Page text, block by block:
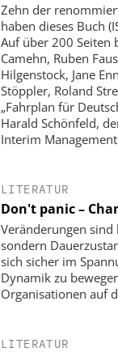
Zehn der
haben dieses Buch
Auf über 200 Seiten
Camehn, Ruben
Hilgenstock, Jane
Stöppler, Roland
„Fahrplan für
Harald Schönfeld,
Interim
LITERATUR
Don't panic –
Veränderungen
sondern
sich sicher im
Dynamik zu
Organisationen auf
LITERATUR